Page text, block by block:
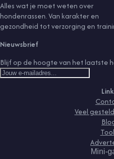
Alles wat je moet weten over
hondenrassen. Van karakter en
gezondheid tot verzorging en
Nieuwsbrief
Blijf op de hoogte van het laatste
Veel
Mini-